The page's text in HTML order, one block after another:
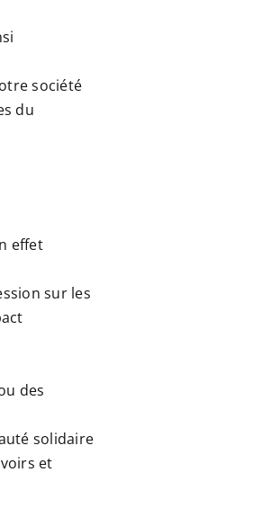
société
du
effet
sur les
des
solidaire
et